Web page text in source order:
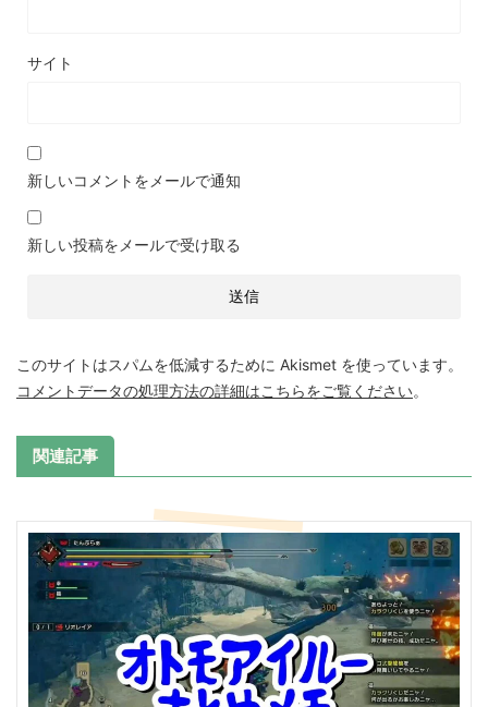
サイト
新しいコメントをメールで通知
新しい投稿をメールで受け取る
このサイトはスパムを低減するために Akismet を使っています。
コメントデータの処理方法の詳細はこちらをご覧ください。
関連記事